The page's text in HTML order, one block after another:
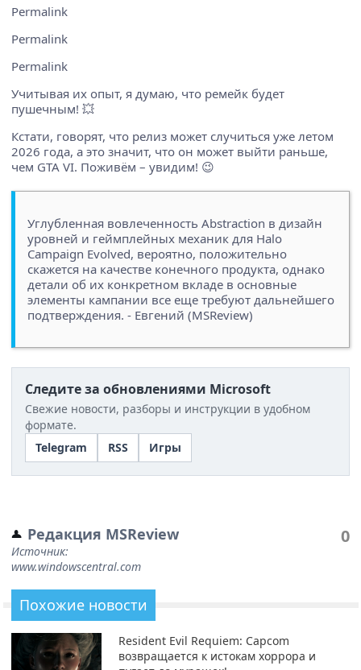
Permalink
Permalink
Permalink
Учитывая их опыт, я думаю, что ремейк будет
пушечным! 💥
Кстати, говорят, что релиз может случиться уже летом
2026 года, а это значит, что он может выйти раньше,
чем GTA VI. Поживём – увидим! 😉
Углубленная вовлеченность Abstraction в дизайн
уровней и геймплейных механик для Halo
Campaign Evolved, вероятно, положительно
скажется на качестве конечного продукта, однако
детали об их конкретном вкладе в основные
элементы кампании все еще требуют дальнейшего
подтверждения. - Евгений (MSReview)
Следите за обновлениями Microsoft
Свежие новости, разборы и инструкции в удобном
формате.
Telegram
RSS Игры
Редакция MSReview
Источник:
www.windowscentral.com
0
Похожие новости
Resident Evil Requiem: Capcom
возвращается к истокам хоррора и